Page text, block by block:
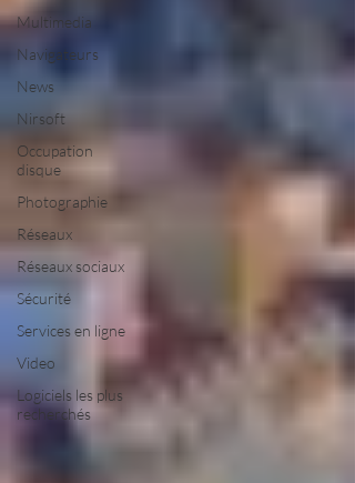
Multimedia
Navigateurs
News
Nirsoft
Occupation
disque
Photographie
Réseaux
Réseaux sociaux
Sécurité
Services en ligne
Video
Logiciels les plus
recherchés